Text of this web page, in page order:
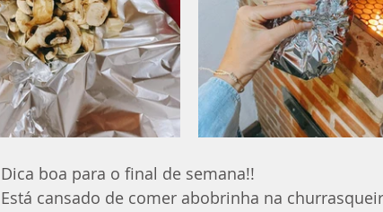
Dica boa para o final de semana!!
Está cansado de comer abobrinha na